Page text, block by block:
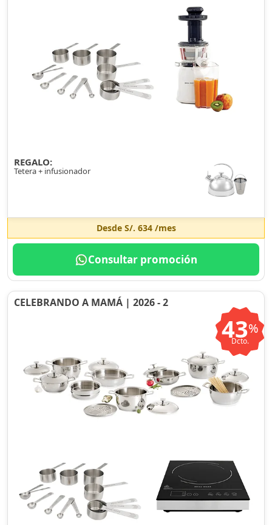
REGALO:
Tetera + infusionador
Desde S/. 634/mes
Consultar promoción
CELEBRANDO A MAMÁ | 2026 - 2
43%
Dcto.